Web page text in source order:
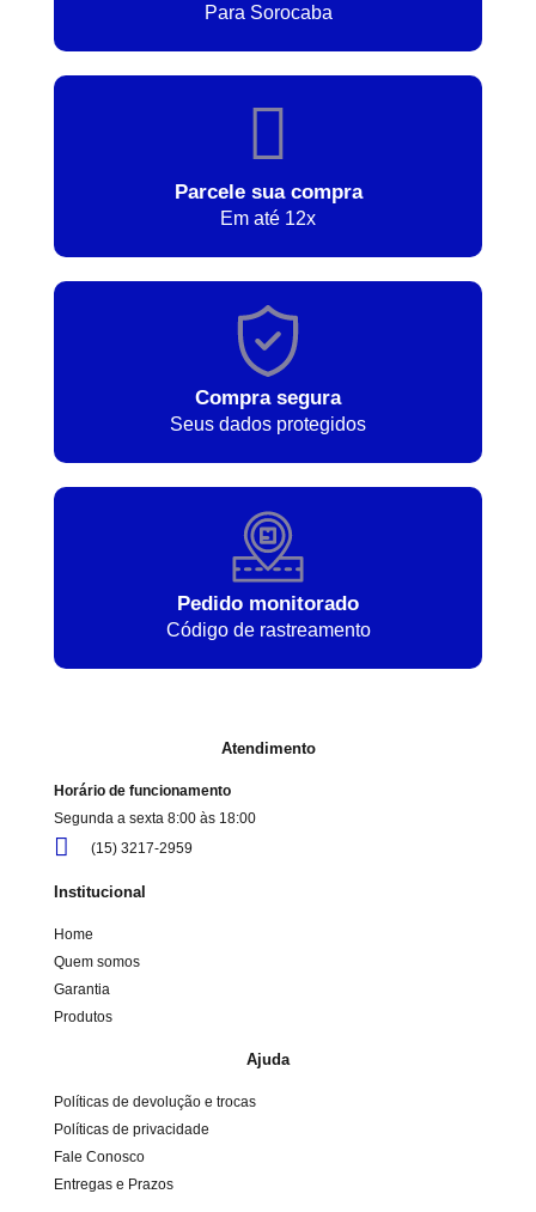
Para Sorocaba
Parcele sua compra
Em até 12x
Compra segura
Seus dados protegidos
Pedido monitorado
Código de rastreamento
Atendimento
Horário de funcionamento
Segunda a sexta 8:00 às 18:00
(15) 3217-2959
Institucional
Home
Quem somos
Garantia
Produtos
Ajuda
Políticas de devolução e trocas
Políticas de privacidade
Fale Conosco
Entregas e Prazos